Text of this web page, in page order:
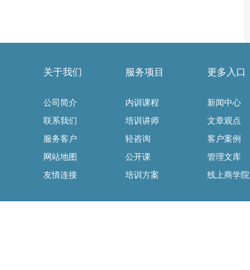
关于我们
公司简介
联系我们
服务客户
网站地图
友情连接
服务项目
内训课程
培训讲师
轻咨询
公开课
培训方案
更多入口
新闻中心
文章观点
客户案例
管理文库
线上商学院